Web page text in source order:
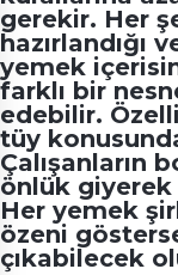
gerekir. Her
hazırlandığı
yemek
farklı bir
edebilir.
tüy
Çalışanların
önlük giyerek
Her yemek
özeni
çıkabilecek